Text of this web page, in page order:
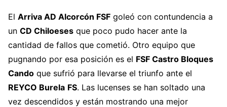
El Arriva AD Alcorcón FSF goleó con contundencia a
un CD Chiloeses que poco pudo hacer ante la
cantidad de fallos que cometió. Otro equipo que
pugnando por esa posición es el FSF Castro Bloques
Cando que sufrió para llevarse el triunfo ante el
REYCO Burela FS. Las lucenses se han soltado una
vez descendidos y están mostrando una mejor